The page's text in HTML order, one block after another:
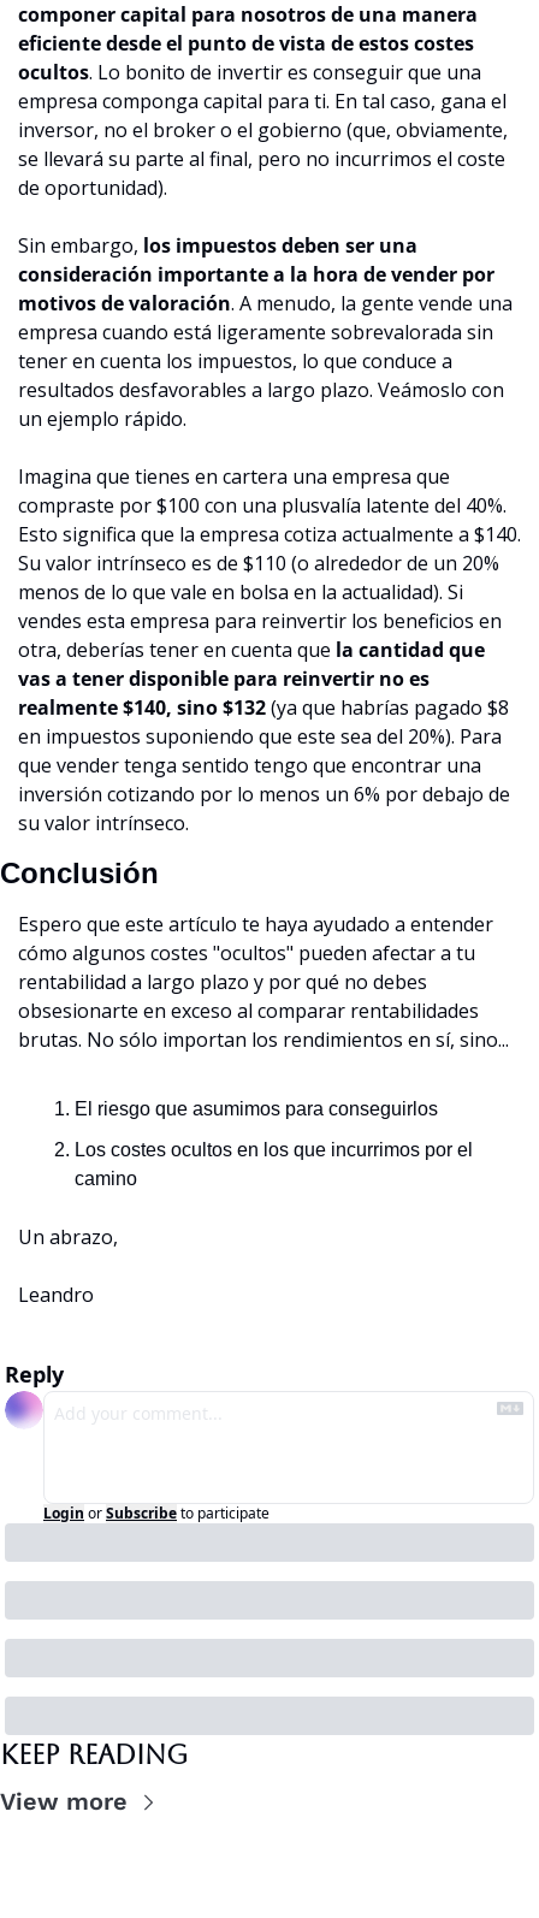
componer capital para nosotros de una manera
eficiente desde el punto de vista de estos costes
ocultos. Lo bonito de invertir es conseguir que una
empresa componga capital para ti. En tal caso, gana el
inversor, no el broker o el gobierno (que, obviamente,
se llevará su parte al final, pero no incurrimos el coste
de oportunidad).
Sin embargo, los impuestos deben ser una
consideración importante a la hora de vender por
motivos de valoración. A menudo, la gente vende una
empresa cuando está ligeramente sobrevalorada sin
tener en cuenta los impuestos, lo que conduce a
resultados desfavorables a largo plazo. Veámoslo con
un ejemplo rápido.
Imagina que tienes en cartera una empresa que
compraste por $100 con una plusvalía latente del 40%.
Esto significa que la empresa cotiza actualmente a $140.
Su valor intrínseco es de $110 (o alrededor de un 20%
menos de lo que vale en bolsa en la actualidad). Si
vendes esta empresa para reinvertir los beneficios en
otra, deberías tener en cuenta que la cantidad que
vas a tener disponible para reinvertir no es
realmente $140, sino $132 (ya que habrías pagado $8
en impuestos suponiendo que este sea del 20%). Para
que vender tenga sentido tengo que encontrar una
inversión cotizando por lo menos un 6% por debajo de
su valor intrínseco.
Conclusión
Espero que este artículo te haya ayudado a entender
cómo algunos costes "ocultos" pueden afectar a tu
rentabilidad a largo plazo y por qué no debes
obsesionarte en exceso al comparar rentabilidades
brutas. No sólo importan los rendimientos en sí, sino...
El riesgo que asumimos para conseguirlos
Los costes ocultos en los que incurrimos por el
camino
Un abrazo,
Leandro
Reply
Login orSubscribeto participate
Keep Reading
View more